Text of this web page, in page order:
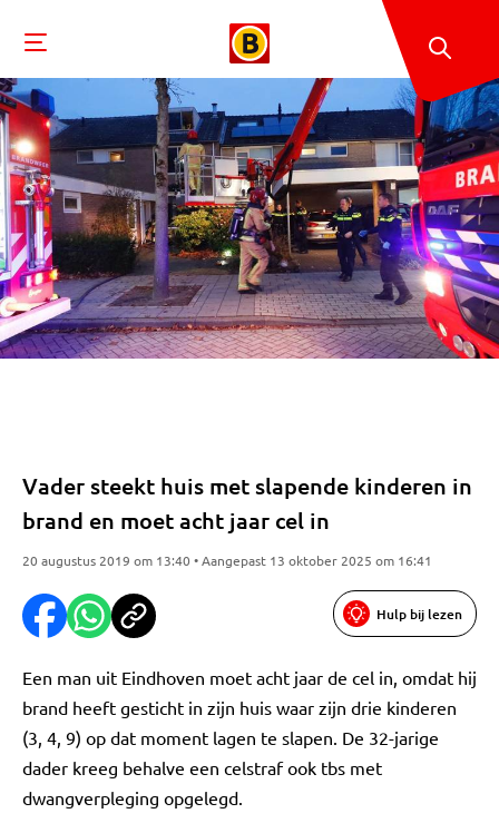
Vader steekt huis met slapende kinderen in
brand en moet acht jaar cel in
20 augustus 2019 om 13:40 • Aangepast 13 oktober 2025 om 16:41
Hulp bij lezen
Een man uit Eindhoven moet acht jaar de cel in, omdat hij
brand heeft gesticht in zijn huis waar zijn drie kinderen
(3, 4, 9) op dat moment lagen te slapen. De 32-jarige
dader kreeg behalve een celstraf ook tbs met
dwangverpleging opgelegd.